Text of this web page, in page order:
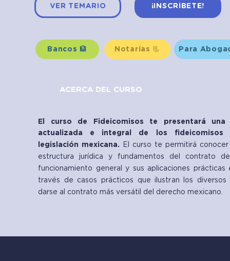
VER TEMARIO ¡INSCRÍBETE!
Bancos 🏦 Notarías 📃 Para
El curso de Fideicomisos te presentará una
actualizada e integral de los fideicomisos
legislación mexicana. El curso te permitirá
estructura jurídica y fundamentos del contrato
funcionamiento general y sus aplicaciones prácticas
través de casos prácticos que ilustran los diversos
darse al contrato más versátil del derecho mexicano.
ACERCA DEL CURSO